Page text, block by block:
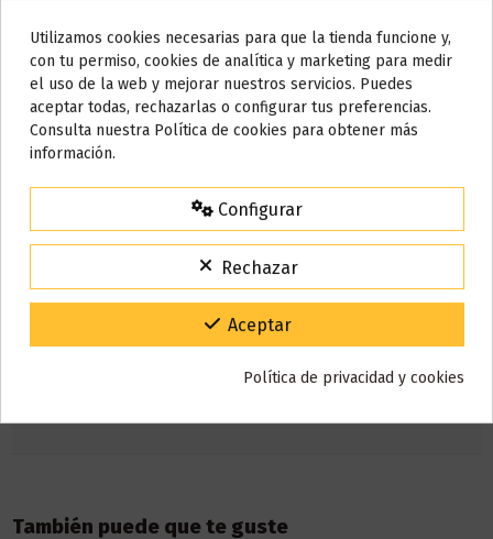
Descripción
Características:
2ml de capacidad
Sin resistencia incluida
Para el dispositivo Bottle
Detalles del producto
También puede que te guste
Do not show again.
AVISO IMPORTANTE
Nos tomamos unos días
15% de descuento
Código:VACACIONES15
Gracias por tu paciencia y por seguir confiando en nosotros.
Utilizamos cookies necesarias para que la tienda funcione y,
con tu permiso, cookies de analítica y marketing para medir
el uso de la web y mejorar nuestros servicios. Puedes
aceptar todas, rechazarlas o configurar tus preferencias.
Consulta nuestra Política de cookies para obtener más
información.
Configurar
Rechazar
Aceptar
Política de privacidad y cookies